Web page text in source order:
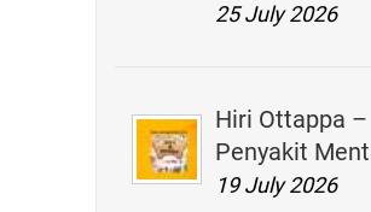
25 July 2026
Hiri Ottappa –
Penyakit
19 July 2026